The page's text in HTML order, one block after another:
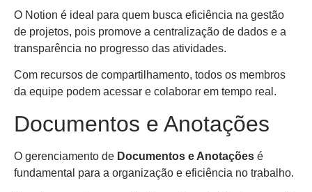
O Notion é ideal para quem busca eficiência na gestão
de projetos, pois promove a centralização de dados e a
transparência no progresso das atividades.
Com recursos de compartilhamento, todos os membros
da equipe podem acessar e colaborar em tempo real.
Documentos e Anotações
O gerenciamento de Documentos e Anotações é
fundamental para a organização e eficiência no trabalho.